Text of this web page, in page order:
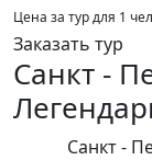
Цена за тур для 1
Заказать тур
Санкт -
Санкт -